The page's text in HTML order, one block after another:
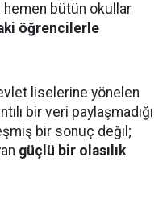
bütün okullar
öğrencilerle
liselerine yönelen
bir veri paylaşmadığı
bir sonuç değil;
güçlü bir olasılık